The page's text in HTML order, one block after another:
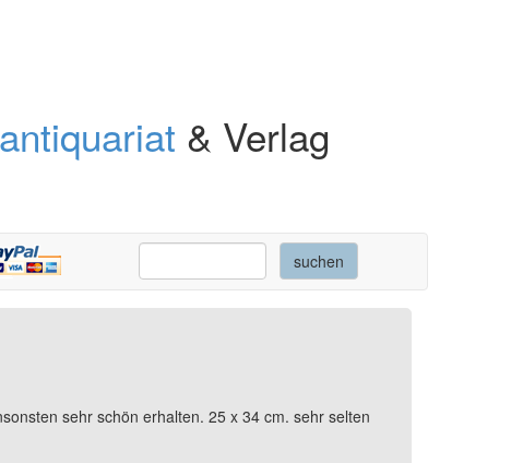
& Verlag
sehr schön erhalten. 25 x 34 cm. sehr selten